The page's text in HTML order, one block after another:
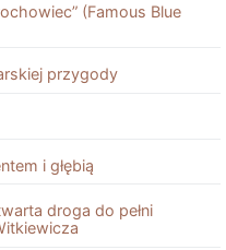
(Famous Blue
przygody
i głębią
droga do pełni